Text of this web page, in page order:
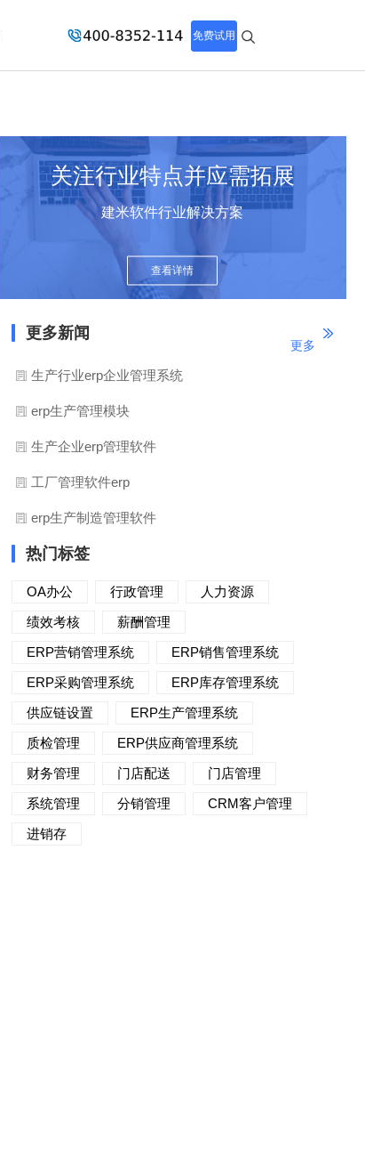
免费试用
关注行业特点并应需拓展
建米软件行业解决方案
查看详情
更多新闻
更多
生产行业erp企业管理系统
erp生产管理模块
生产企业erp管理软件
工厂管理软件erp
erp生产制造管理软件
热门标签
OA办公 行政管理
人力资源
绩效考核
薪酬管理
ERP营销管理系统
ERP销售管理系统
ERP采购管理系统
ERP库存管理系统
供应链设置
ERP生产管理系统
质检管理
ERP供应商管理系统
财务管理
门店配送
门店管理
系统管理
分销管理
CRM客户管理
进销存